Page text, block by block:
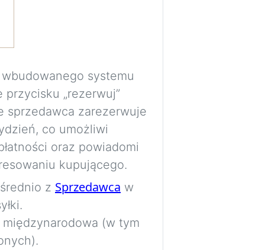
systemu
przycisku „rezerwuj”
sprzedawca zarezerwuje
co umożliwi
oraz powiadomi
kupującego.
z Sprzedawca w
międzynarodowa (w tym